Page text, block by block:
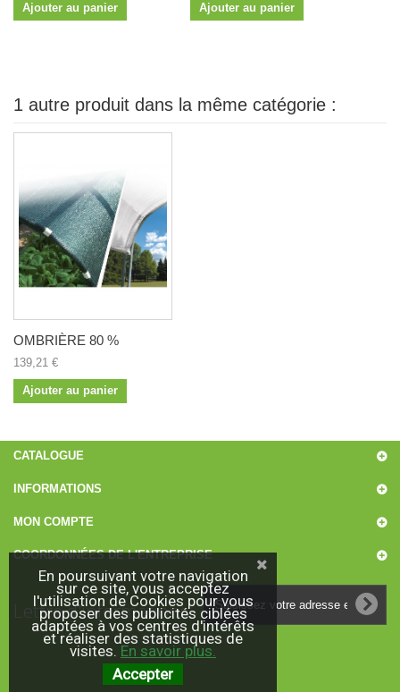
Ajouter au panier
Ajouter au panier
1 autre produit dans la même catégorie :
OMBRIÈRE 80 %
139,21 €
Ajouter au panier
CATALOGUE
INFORMATIONS
MON COMPTE
COORDONNÉES DE L'ENTREPRISE
Lettre d'informations
En poursuivant votre navigation
sur ce site, vous acceptez
l'utilisation de Cookies pour vous
proposer des publicités ciblées
adaptées à vos centres d'intérêts
et réaliser des statistiques de
visites. En savoir plus.
Accepter